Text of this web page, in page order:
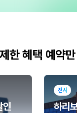
한 혜택 예약
인
전시
하리